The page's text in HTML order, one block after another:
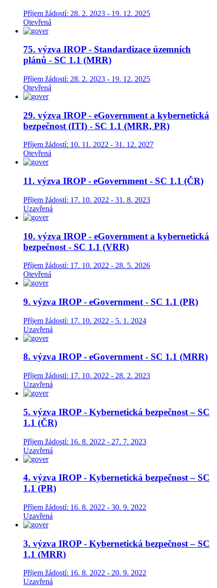
Příjem žádostí: 28. 2. 2023 - 19. 12. 2025
Otevřená
75. výzva IROP - Standardizace územních
plánů - SC 1.1 (MRR)
Příjem žádostí: 28. 2. 2023 - 19. 12. 2025
Otevřená
29. výzva IROP - eGovernment a kybernetická
bezpečnost (ITI) - SC 1.1 (MRR, PR)
Příjem žádostí: 10. 11. 2022 - 31. 12. 2027
Otevřená
11. výzva IROP - eGovernment - SC 1.1 (ČR)
Příjem žádostí: 17. 10. 2022 - 31. 8. 2023
Uzavřená
10. výzva IROP - eGovernment a kybernetická
bezpečnost - SC 1.1 (VRR)
Příjem žádostí: 17. 10. 2022 - 28. 5. 2026
Otevřená
9. výzva IROP - eGovernment - SC 1.1 (PR)
Příjem žádostí: 17. 10. 2022 - 5. 1. 2024
Uzavřená
8. výzva IROP - eGovernment - SC 1.1 (MRR)
Příjem žádostí: 17. 10. 2022 - 28. 2. 2023
Uzavřená
5. výzva IROP - Kybernetická bezpečnost – SC
1.1 (ČR)
Příjem žádostí: 16. 8. 2022 - 27. 7. 2023
Uzavřená
4. výzva IROP - Kybernetická bezpečnost – SC
1.1 (PR)
Příjem žádostí: 16. 8. 2022 - 30. 9. 2022
Uzavřená
3. výzva IROP - Kybernetická bezpečnost – SC
1.1 (MRR)
Příjem žádostí: 16. 8. 2022 - 20. 9. 2022
Uzavřená